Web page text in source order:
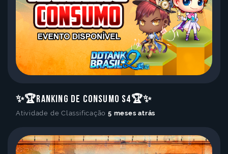
✨🏆Ranking de Consumo S4🏆✨
Atividade de Classificação 5 meses atrás